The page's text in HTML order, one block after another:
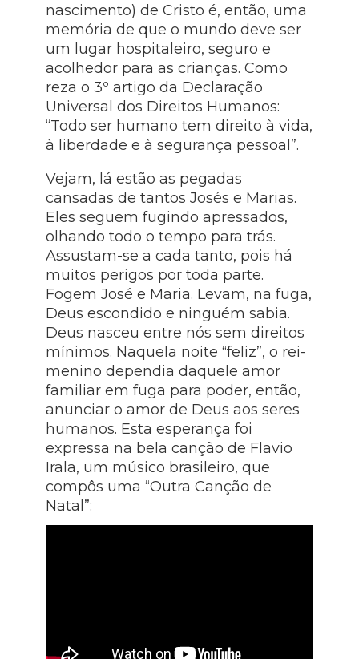
nascimento) de Cristo é, então, uma
memória de que o mundo deve ser
um lugar hospitaleiro, seguro e
acolhedor para as crianças. Como
reza o 3º artigo da Declaração
Universal dos Direitos Humanos:
“Todo ser humano tem direito à vida,
à liberdade e à segurança pessoal”.
Vejam, lá estão as pegadas
cansadas de tantos Josés e Marias.
Eles seguem fugindo apressados,
olhando todo o tempo para trás.
Assustam-se a cada tanto, pois há
muitos perigos por toda parte.
Fogem José e Maria. Levam, na fuga,
Deus escondido e ninguém sabia.
Deus nasceu entre nós sem direitos
mínimos. Naquela noite “feliz”, o rei-
menino dependia daquele amor
familiar em fuga para poder, então,
anunciar o amor de Deus aos seres
humanos. Esta esperança foi
expressa na bela canção de Flavio
Irala, um músico brasileiro, que
compôs uma “Outra Canção de
Natal”: